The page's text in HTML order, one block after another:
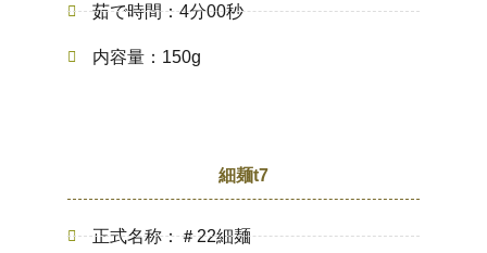
茹で時間：4分00秒
内容量：150g
細麺t7
正式名称：＃22細麺